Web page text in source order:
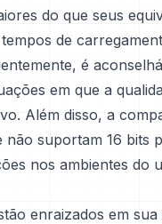
do que seus
de
é
em que a
Além disso, a
não suportam 16 bits
nos ambientes do
enraizados em